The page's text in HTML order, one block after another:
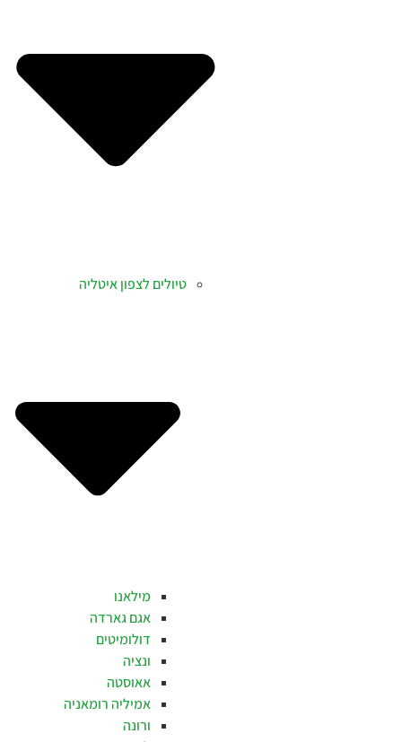
טיולים לצפון איטליה
מילאנו
אגם גארדה
דולומיטים
ונציה
אאוסטה
אמיליה רומאניה
ורונה